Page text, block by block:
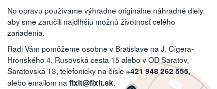
No opravu používame výhradne originálne náhradné diely,
aby sme zaručili najdlhšiu možnú životnosť celého
zariadenia.
Radi Vám pomôžeme osobne v Bratislave na J. Cígera-
Hronského 4, Rusovská cesta 15 alebo v OD Saratov,
Saratovská 13, telefonicky na čísle +421 948 262 555,
alebo emailom na fixit@fixit.sk.